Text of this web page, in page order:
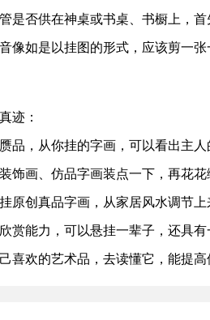
是否供在神桌或书桌、书橱上，
像如是以挂图的形式，应该剪一
迹：
品，从你挂的字画，可以看出主人
饰画、仿品字画装点一下，再花
原创真品字画，从家居风水调节上
赏能力，可以悬挂一辈子，还具
喜欢的艺术品，去读懂它，能提高